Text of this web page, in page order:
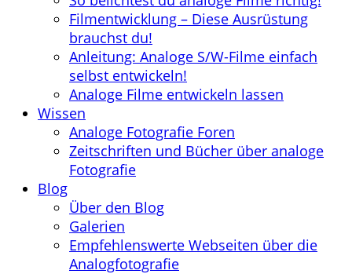
Filmentwicklung – Diese Ausrüstung
brauchst du!
Anleitung: Analoge S/W-Filme einfach
selbst entwickeln!
Analoge Filme entwickeln lassen
Wissen
Analoge Fotografie Foren
Zeitschriften und Bücher über analoge
Fotografie
Blog
Über den Blog
Galerien
Empfehlenswerte Webseiten über die
Analogfotografie